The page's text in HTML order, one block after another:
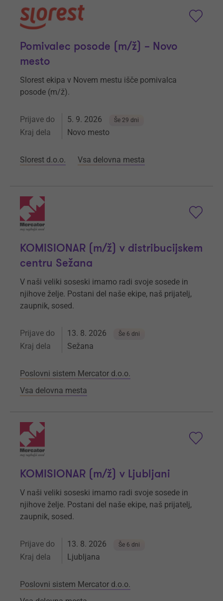
Pomivalec posode (m/ž) – Novo
mesto
Slorest ekipa v Novem mestu išče pomivalca
posode (m/ž).
Prijave do 5. 9. 2026 Še 29 dni
Kraj dela Novo mesto
Slorest d.o.o. Vsa delovna mesta
KOMISIONAR (m/ž) v distribucijskem
centru Sežana
V naši veliki soseski imamo radi svoje sosede in
njihove želje. Postani del naše ekipe, naš prijatelj,
zaupnik, sosed.
Prijave do 13. 8. 2026 Še 6 dni
Kraj dela Sežana
Poslovni sistem Mercator d.o.o.
Vsa delovna mesta
KOMISIONAR (m/ž) v Ljubljani
V naši veliki soseski imamo radi svoje sosede in
njihove želje. Postani del naše ekipe, naš prijatelj,
zaupnik, sosed.
Prijave do 13. 8. 2026 Še 6 dni
Kraj dela Ljubljana
Poslovni sistem Mercator d.o.o.